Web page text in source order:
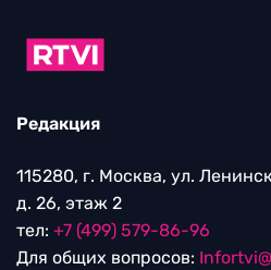
Редакция
115280, г. Москва, ул.
д. 26, этаж 2
тел: +7 (499) 579-86-96
Для общих вопросов: